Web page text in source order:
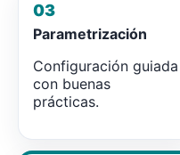
03
Parametrización
Configuración guiada
con buenas
prácticas.